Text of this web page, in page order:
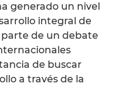
generado un nivel
integral de
parte de un debate
de buscar
a través de la